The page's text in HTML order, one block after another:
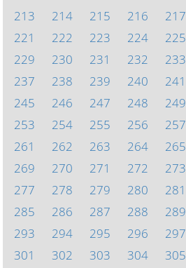
213
214 215 216 217
221
222 223 224 225
229
230 231 232 233
237
238 239 240 241
245
246 247 248 249
253
254 255 256 257
261
262 263 264 265
269
270 271 272 273
277
278 279 280 281
285
286 287 288 289
293
294 295 296 297
301
302 303 304 305